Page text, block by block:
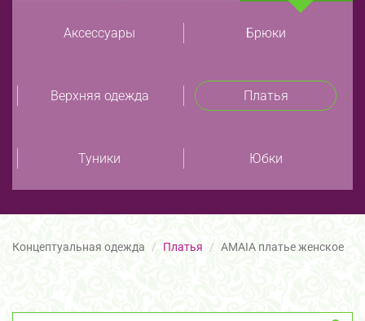
Аксессуары Брюки
Верхняя одежда Платья
Туники Юбки
Концептуальная одежда Платья AMAIA платье женское